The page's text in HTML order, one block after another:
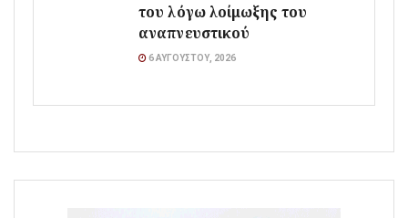
του λόγω λοίμωξης του
αναπνευστικού
6 ΑΥΓΟΎΣΤΟΥ, 2026